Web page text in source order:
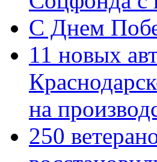
С Днем
11 новых
на
250